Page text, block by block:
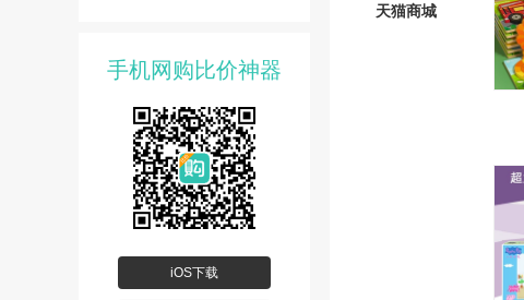
手机网购比价神器
iOS下载
天猫商城